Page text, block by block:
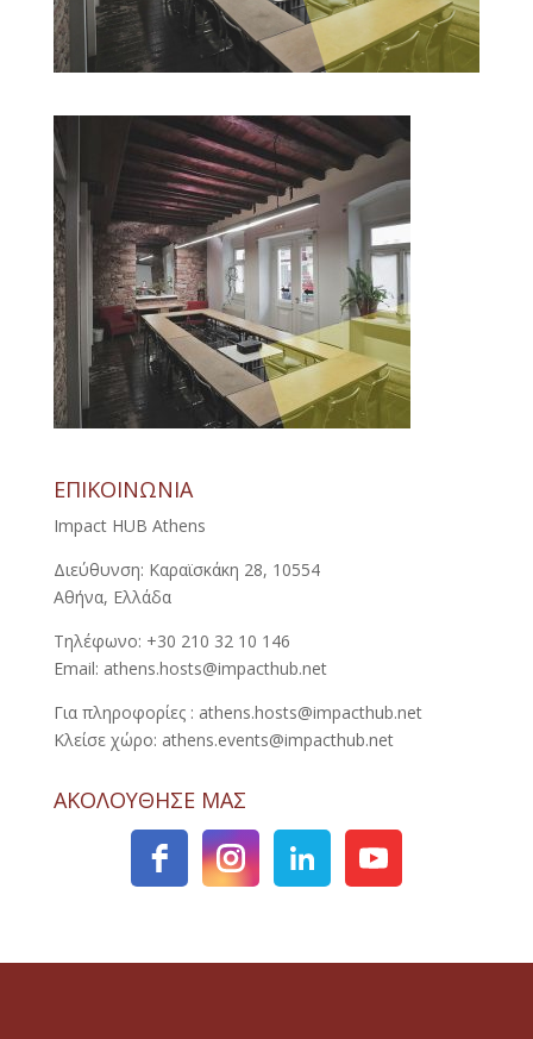
ΕΠΙΚΟΙΝΩΝΙΑ
Impact HUB Athens
Διεύθυνση: Καραϊσκάκη 28, 10554
Αθήνα, Ελλάδα
Τηλέφωνο: +30 210 32 10 146
Email: athens.hosts@impacthub.net
Για πληροφορίες : athens.hosts@impacthub.net
Κλείσε χώρο: athens.events@impacthub.net
ΑΚΟΛΟΥΘΗΣΕ ΜΑΣ